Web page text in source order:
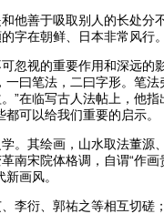
善于吸取别人的长处分
字在朝鲜、日本非常风行
视的重要作用和深远的
曰笔法，二曰字形。笔
”在临写古人法帖上，他
可以给我们重要的启示。
其绘画，山水取法董源
南宋院体格调，自谓“作
画风。
衍、郭祐之等相互切磋